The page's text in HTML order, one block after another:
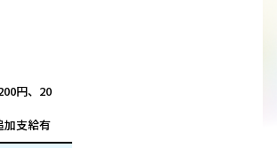
円、20
支給有